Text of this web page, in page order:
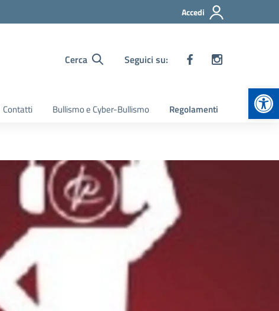
Accedi
Cerca Seguici su:
Contatti Bullismo e Cyber-Bullismo Regolamenti